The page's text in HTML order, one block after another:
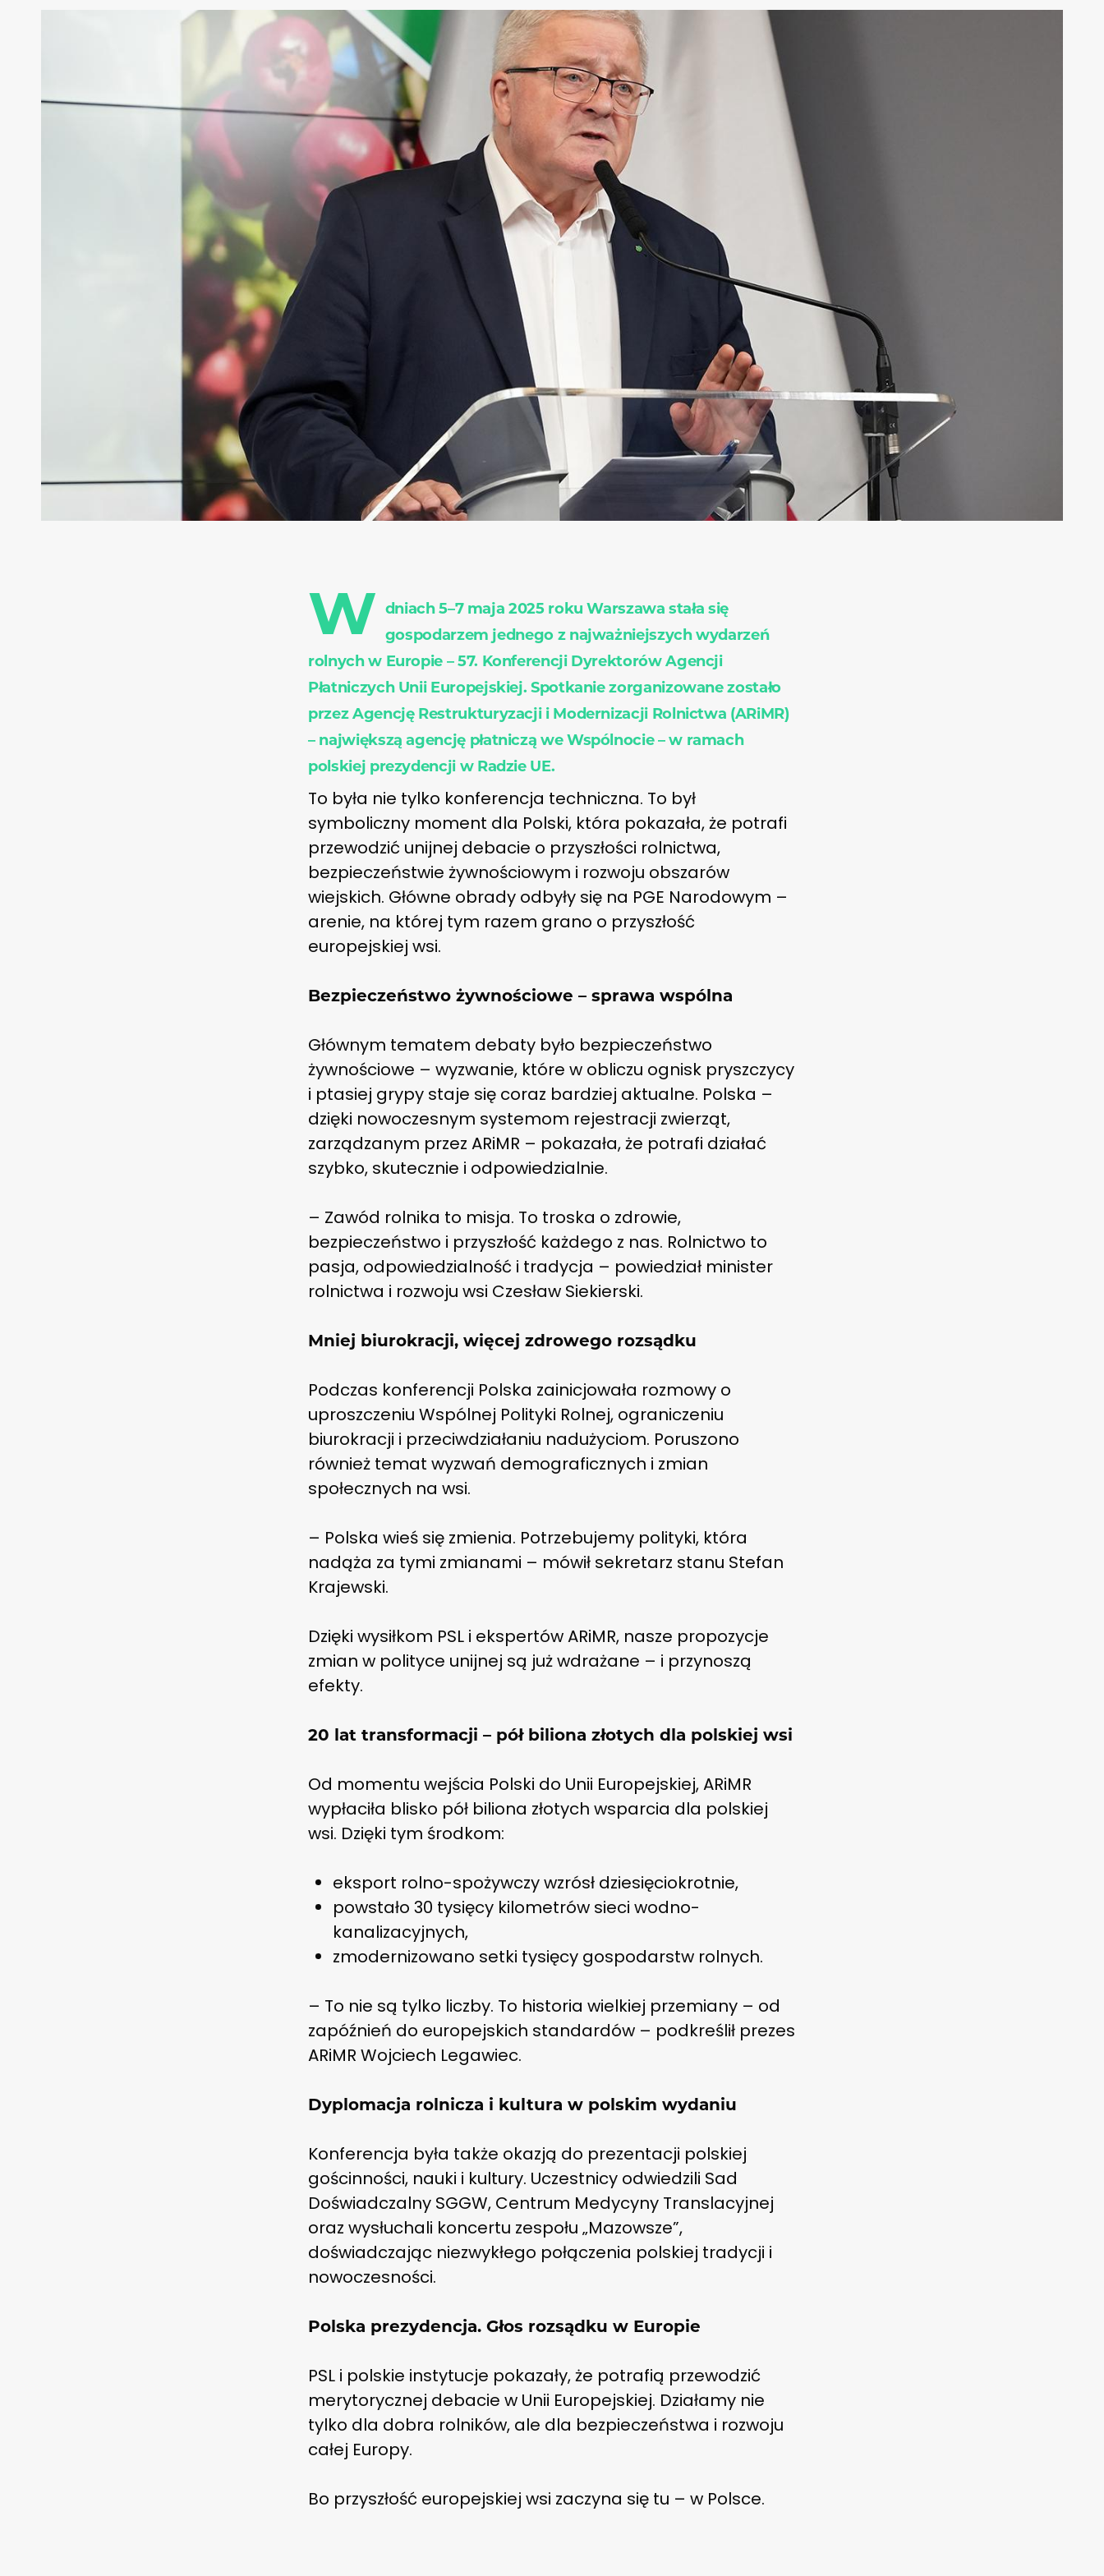
W dniach 5–7 maja 2025 roku Warszawa stała się
gospodarzem jednego z najważniejszych wydarzeń
rolnych w Europie – 57. Konferencji Dyrektorów Agencji
Płatniczych Unii Europejskiej. Spotkanie zorganizowane zostało
przez Agencję Restrukturyzacji i Modernizacji Rolnictwa (ARiMR)
– największą agencję płatniczą we Wspólnocie – w ramach
polskiej prezydencji w Radzie UE.
To była nie tylko konferencja techniczna. To był
symboliczny moment dla Polski, która pokazała, że potrafi
przewodzić unijnej debacie o przyszłości rolnictwa,
bezpieczeństwie żywnościowym i rozwoju obszarów
wiejskich. Główne obrady odbyły się na PGE Narodowym –
arenie, na której tym razem grano o przyszłość
europejskiej wsi.
Bezpieczeństwo żywnościowe – sprawa wspólna
Głównym tematem debaty było bezpieczeństwo
żywnościowe – wyzwanie, które w obliczu ognisk pryszczycy
i ptasiej grypy staje się coraz bardziej aktualne. Polska –
dzięki nowoczesnym systemom rejestracji zwierząt,
zarządzanym przez ARiMR – pokazała, że potrafi działać
szybko, skutecznie i odpowiedzialnie.
– Zawód rolnika to misja. To troska o zdrowie,
bezpieczeństwo i przyszłość każdego z nas. Rolnictwo to
pasja, odpowiedzialność i tradycja – powiedział minister
rolnictwa i rozwoju wsi Czesław Siekierski.
Mniej biurokracji, więcej zdrowego rozsądku
Podczas konferencji Polska zainicjowała rozmowy o
uproszczeniu Wspólnej Polityki Rolnej, ograniczeniu
biurokracji i przeciwdziałaniu nadużyciom. Poruszono
również temat wyzwań demograficznych i zmian
społecznych na wsi.
– Polska wieś się zmienia. Potrzebujemy polityki, która
nadąża za tymi zmianami – mówił sekretarz stanu Stefan
Krajewski.
Dzięki wysiłkom PSL i ekspertów ARiMR, nasze propozycje
zmian w polityce unijnej są już wdrażane – i przynoszą
efekty.
20 lat transformacji – pół biliona złotych dla polskiej wsi
Od momentu wejścia Polski do Unii Europejskiej, ARiMR
wypłaciła blisko pół biliona złotych wsparcia dla polskiej
wsi. Dzięki tym środkom:
eksport rolno-spożywczy wzrósł dziesięciokrotnie,
powstało 30 tysięcy kilometrów sieci wodno-
kanalizacyjnych,
zmodernizowano setki tysięcy gospodarstw rolnych.
– To nie są tylko liczby. To historia wielkiej przemiany – od
zapóźnień do europejskich standardów – podkreślił prezes
ARiMR Wojciech Legawiec.
Dyplomacja rolnicza i kultura w polskim wydaniu
Konferencja była także okazją do prezentacji polskiej
gościnności, nauki i kultury. Uczestnicy odwiedzili Sad
Doświadczalny SGGW, Centrum Medycyny Translacyjnej
oraz wysłuchali koncertu zespołu „Mazowsze”,
doświadczając niezwykłego połączenia polskiej tradycji i
nowoczesności.
Polska prezydencja. Głos rozsądku w Europie
PSL i polskie instytucje pokazały, że potrafią przewodzić
merytorycznej debacie w Unii Europejskiej. Działamy nie
tylko dla dobra rolników, ale dla bezpieczeństwa i rozwoju
całej Europy.
Bo przyszłość europejskiej wsi zaczyna się tu – w Polsce.